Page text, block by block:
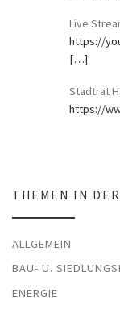
Live
https://
[…]
Stadtrat
https://
THEMEN IN
ALLGEMEIN
BAU- U.
ENERGIE